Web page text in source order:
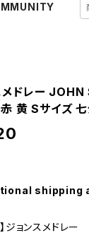
メドレー
黄 Sサイズ
shipping
】ジョンスメドレー